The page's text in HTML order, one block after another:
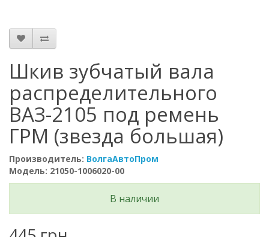
Шкив зубчатый вала
распределительного
ВАЗ-2105 под ремень
ГРМ (звезда большая)
Производитель: ВолгаАвтоПром
Модель: 21050-1006020-00
В наличии